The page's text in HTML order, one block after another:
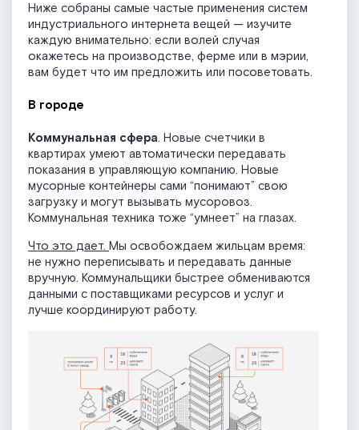
Ниже собраны самые частые применения систем
индустриального интернета вещей — изучите
каждую внимательно: если волей случая
окажетесь на производстве, ферме или в мэрии,
вам будет что им предложить или посоветовать.
В городе
Коммунальная сфера. Новые счетчики в
квартирах умеют автоматически передавать
показания в управляющую компанию. Новые
мусорные контейнеры сами “понимают” свою
загрузку и могут вызывать мусоровоз.
Коммунальная техника тоже “умнеет” на глазах.
Что это дает. Мы освобождаем жильцам время:
не нужно переписывать и передавать данные
вручную. Коммунальщики быстрее обмениваются
данными с поставщиками ресурсов и услуг и
лучше координируют работу.